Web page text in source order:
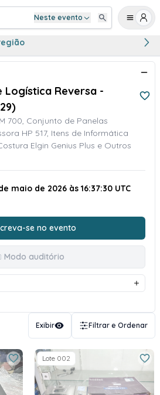
Neste evento
Logística Reversa -
700, Conjunto de Panelas
HP 517, Itens de Informática
Elgin Genius Plus e Outros
maio de 2026 às 16:37:30 UTC
se no evento
Modo auditório
Exibir Filtrar e Ordenar
Lote 002